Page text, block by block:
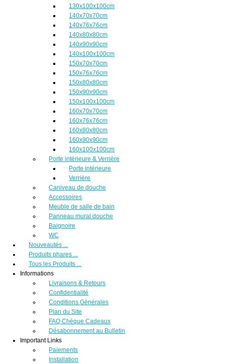
130x100x100cm
140x70x70cm
140x76x76cm
140x80x80cm
140x90x90cm
140x100x100cm
150x70x70cm
150x76x76cm
150x80x80cm
150x90x90cm
150x100x100cm
160x70x70cm
160x76x76cm
160x80x80cm
160x90x90cm
160x100x100cm
Porte intérieure & Verrière
Porte intérieure
Verrière
Caniveau de douche
Accessoires
Meuble de salle de bain
Panneau mural douche
Baignoire
WC
Nouveautés ...
Produits phares ...
Tous les Produits ...
Informations
Livraisons & Retours
Confidentialité
Conditions Générales
Plan du Site
FAQ Chèque Cadeaux
Désabonnement au Bulletin
Important Links
Paiements
Installation